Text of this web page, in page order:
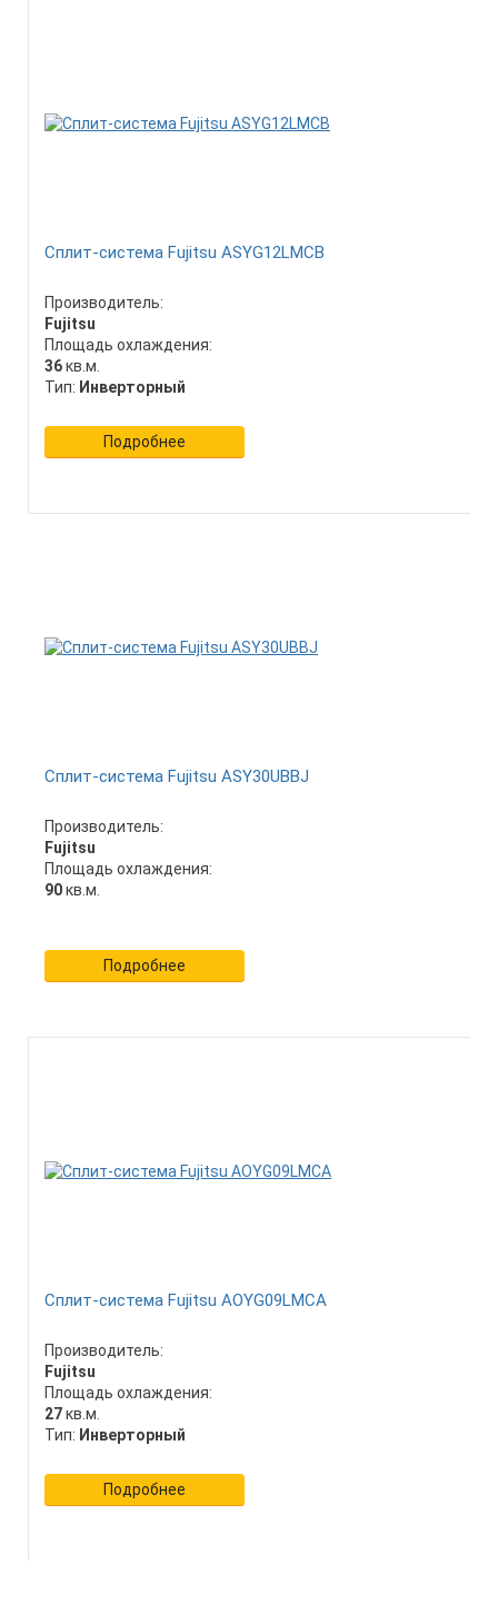
Сплит-система Fujitsu ASYG12LMCB
Производитель:
Fujitsu
Площадь охлаждения:
36кв.м.
Тип: Инверторный
Подробнее
Сплит-система Fujitsu ASY30UBBJ
Производитель:
Fujitsu
Площадь охлаждения:
90кв.м.
Подробнее
Сплит-система Fujitsu AOYG09LMCA
Производитель:
Fujitsu
Площадь охлаждения:
27кв.м.
Тип: Инверторный
Подробнее